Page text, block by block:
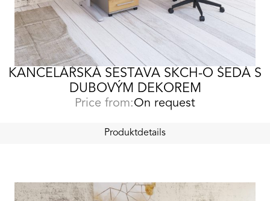
KANCELÁŘSKÁ SESTAVA SKCH-O ŠEDÁ S
DUBOVÝM DEKOREM
Price from:On request
Produktdetails